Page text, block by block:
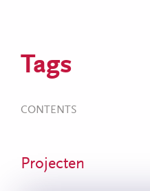
Tags
CONTENTS
Projecten